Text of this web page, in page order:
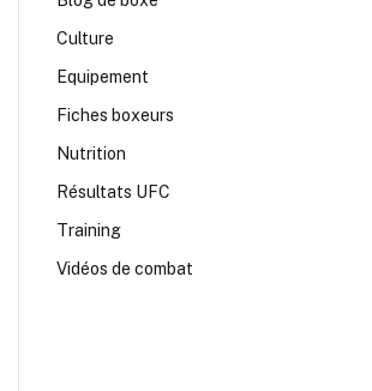
Culture
Equipement
Fiches boxeurs
Nutrition
Résultats UFC
Training
Vidéos de combat